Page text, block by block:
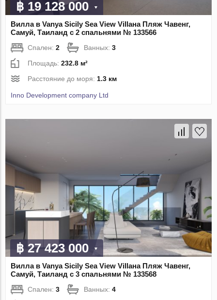
฿ 19 128 000
Вилла в Vanya Sicily Sea View Villaна Пляж Чавенг,
Самуй, Таиланд с 2 спальнями № 133566
Спален:2 Ванных:3
Площадь:232.8 м²
Расстояние до моря: 1.3 км
Inno Development company Ltd
฿ 27 423 000
Вилла в Vanya Sicily Sea View Villaна Пляж Чавенг,
Самуй, Таиланд с 3 спальнями № 133568
Спален:3 Ванных:4